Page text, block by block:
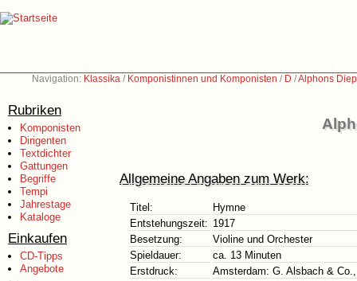
Navigation: Klassika / Komponistinnen und Komponisten / D /Alphons
Rubriken
Komponisten
Dirigenten
Textdichter
Gattungen
Begriffe
Tempi
Jahrestage
Kataloge
Einkaufen
CD-Tipps
Angebote
Allgemeine Angaben zum Werk:
Titel:
Hymne
Entstehungszeit: 1917
Besetzung:
Violine und Orchester
Spieldauer:
ca. 13 Minuten
Erstdruck:
Amsterdam: G. Alsbach &